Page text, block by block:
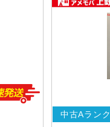
中古Aランク